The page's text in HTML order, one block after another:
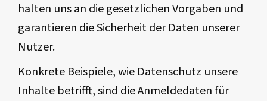
halten uns an die gesetzlichen Vorgaben und
garantieren die Sicherheit der Daten unserer
Nutzer.
Konkrete Beispiele, wie Datenschutz unsere
Inhalte betrifft, sind die Anmeldedaten für